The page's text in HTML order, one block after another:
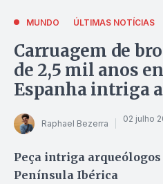
MUNDO ÚLTIMAS NOTÍCIAS
Carruagem de
de 2,5 mil anos
Espanha intriga
Raphael Bezerra 02 julho
Peça intriga
Península Ibérica